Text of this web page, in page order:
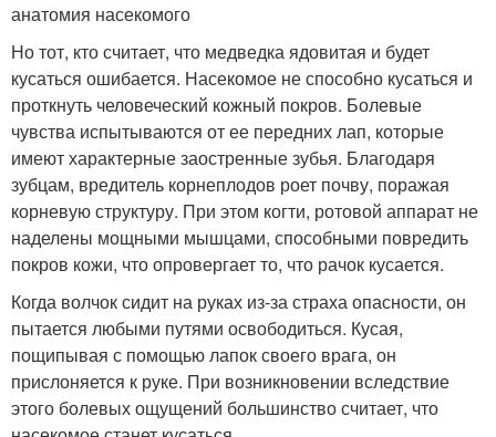
анатомия насекомого
Но тот, кто считает, что медведка ядовитая и будет
кусаться ошибается. Насекомое не способно кусаться и
проткнуть человеческий кожный покров. Болевые
чувства испытываются от ее передних лап, которые
имеют характерные заостренные зубья. Благодаря
зубцам, вредитель корнеплодов роет почву, поражая
корневую структуру. При этом когти, ротовой аппарат не
наделены мощными мышцами, способными повредить
покров кожи, что опровергает то, что рачок кусается.
Когда волчок сидит на руках из-за страха опасности, он
пытается любыми путями освободиться. Кусая,
пощипывая с помощью лапок своего врага, он
прислоняется к руке. При возникновении вследствие
этого болевых ощущений большинство считает, что